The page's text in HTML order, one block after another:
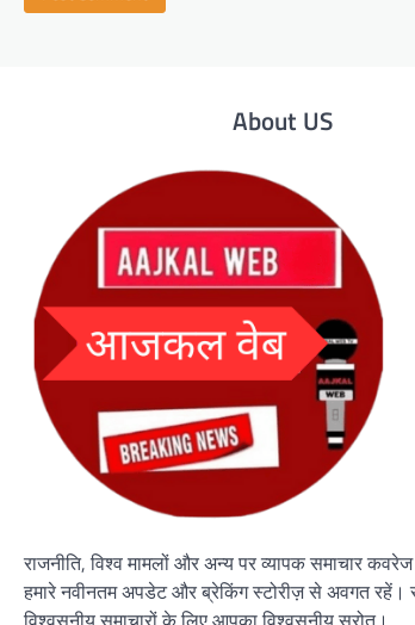
About US
राजनीति, विश्व मामलों और अन्य पर व्यापक समाचार
हमारे नवीनतम अपडेट और ब्रेकिंग स्टोरीज़ से अवगत